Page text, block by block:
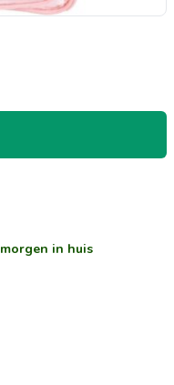
morgen in huis